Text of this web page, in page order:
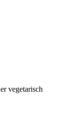
vegetarisch